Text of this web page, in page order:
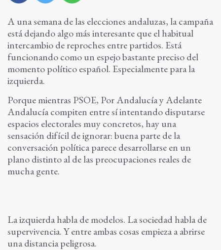
A una semana de las elecciones andaluzas, la campaña
está dejando algo más interesante que el habitual
intercambio de reproches entre partidos. Está
funcionando como un espejo bastante preciso del
momento político español. Especialmente para la
izquierda.
Porque mientras PSOE, Por Andalucía y Adelante
Andalucía compiten entre sí intentando disputarse
espacios electorales muy concretos, hay una
sensación difícil de ignorar: buena parte de la
conversación política parece desarrollarse en un
plano distinto al de las preocupaciones reales de
mucha gente.
La izquierda habla de modelos. La sociedad habla de
supervivencia. Y entre ambas cosas empieza a abrirse
una distancia peligrosa.